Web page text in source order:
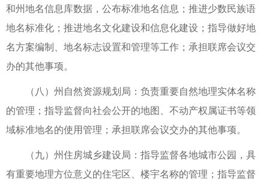
和州地名信息库数据，公布标准地名信息；推进少数民族语
地名标准化；推进地名文化建设和信息化建设；指导做好地
名方案编制、地名标志设置和管理等工作；承担联席会议交
办的其他事项。
（八）州自然资源规划局：负责重要自然地理实体名称
的管理；指导监督向社会公开的地图、不动产权属证书等领
域标准地名的使用管理；承担联席会议交办的其他事项。
（九）州住房城乡建设局：指导监督各地城市公园，具
有重要地理方位意义的住宅区、楼宇名称的管理；指导监督